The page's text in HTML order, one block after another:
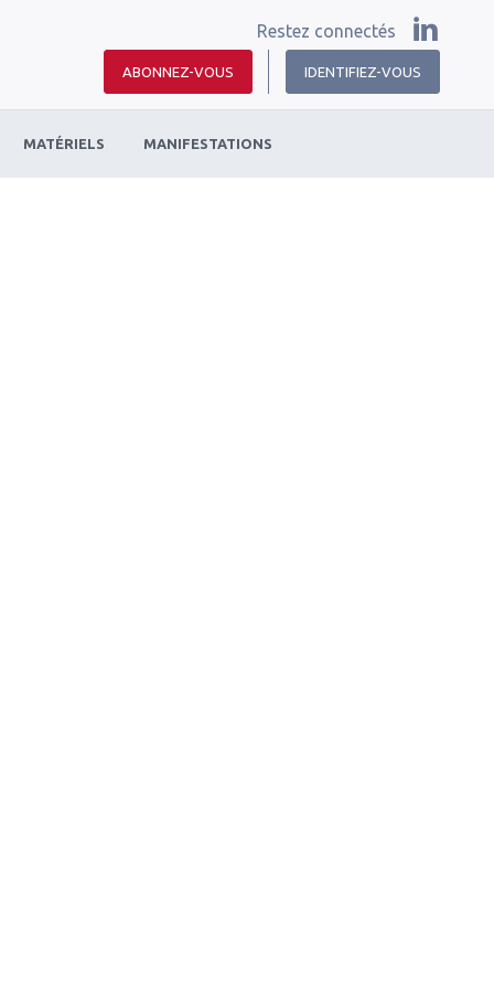
Restez connectés
ABONNEZ-VOUS IDENTIFIEZ-VOUS
MATÉRIELS MANIFESTATIONS